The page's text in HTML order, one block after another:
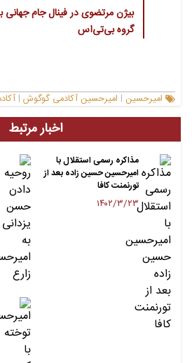
بیژن مرتضوی در فینال جام جهانی
گروه بی‌تی‌اس
امیرحسین | امیرحسین آکادمی گوگوش |
اخبار مرتبط
مذاکره رسمی استقلال با
امیرحسین حسین زاده بعد از
تورنمنت کافا
۱۴۰۲/۳/۲۳